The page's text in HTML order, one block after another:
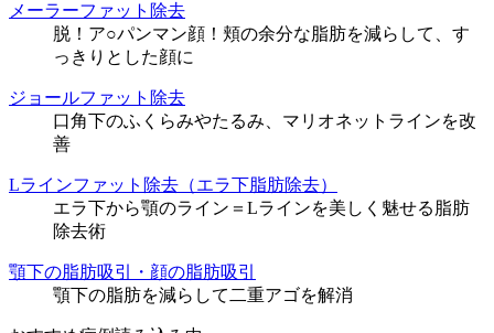
メーラーファット除去
脱！ア○パンマン顔！頬の余分な脂肪を減らして、す
っきりとした顔に
ジョールファット除去
口角下のふくらみやたるみ、マリオネットラインを改
善
Lラインファット除去（エラ下脂肪除去）
エラ下から顎のライン＝Lラインを美しく魅せる脂肪
除去術
顎下の脂肪吸引・顔の脂肪吸引
顎下の脂肪を減らして二重アゴを解消